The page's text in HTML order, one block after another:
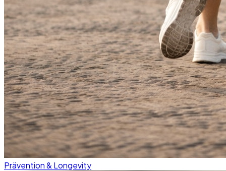
Prävention & Longevity